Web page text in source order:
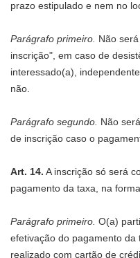
prazo estipulado e nem no
Parágrafo primeiro. Não
inscrição", em caso de
interessado(a),
não.
Parágrafo segundo. Não
de inscrição caso o
Art. 14. A inscrição só será
pagamento da taxa, na
Parágrafo primeiro. O(a)
efetivação do pagamento
realizado com cartão de